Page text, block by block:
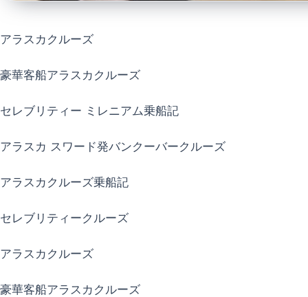
アラスカクルーズ
豪華客船アラスカクルーズ
セレブリティー ミレニアム乗船記
アラスカ スワード発バンクーバークルーズ
アラスカクルーズ乗船記
セレブリティークルーズ
アラスカクルーズ
豪華客船アラスカクルーズ